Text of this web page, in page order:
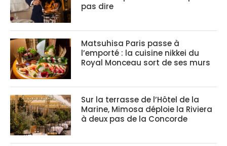
pas dire
Matsuhisa Paris passe à
l’emporté : la cuisine nikkei du
Royal Monceau sort de ses murs
Sur la terrasse de l’Hôtel de la
Marine, Mimosa déploie la Riviera
à deux pas de la Concorde